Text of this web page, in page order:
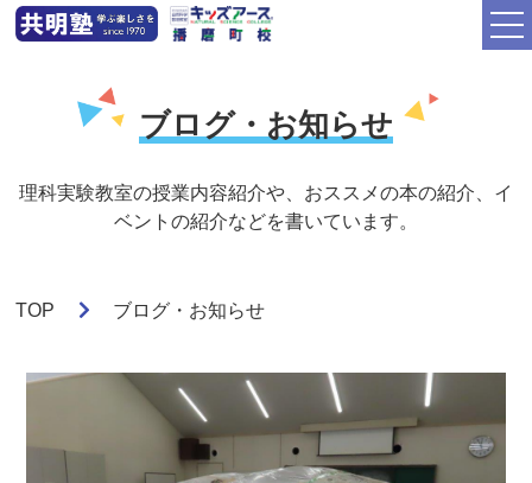
ブログ・お知らせ
理科実験教室の授業内容紹介や、おススメの本の紹介、イ
ベントの紹介などを書いています。
TOP ブログ・お知らせ